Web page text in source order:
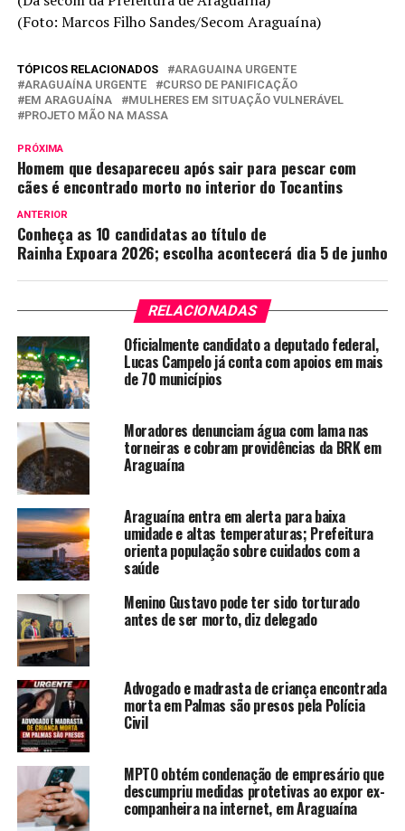
(Foto: Marcos Filho Sandes/Secom Araguaína)
TÓPICOS RELACIONADOS
ARAGUAINA URGENTE
ARAGUAÍNA URGENTE
CURSO DE PANIFICAÇÃO
EM ARAGUAÍNA
MULHERES EM SITUAÇÃO VULNERÁVEL
PROJETO MÃO NA MASSA
PRÓXIMA
Homem que desapareceu após sair para pescar com
cães é encontrado morto no interior do Tocantins
ANTERIOR
Conheça as 10 candidatas ao título de
Rainha Expoara 2026; escolha acontecerá dia 5 de junho
RELACIONADAS
Oficialmente candidato a deputado federal,
Lucas Campelo já conta com apoios em mais
de 70 municípios
Moradores denunciam água com lama nas
torneiras e cobram providências da BRK em
Araguaína
Araguaína entra em alerta para baixa
umidade e altas temperaturas; Prefeitura
orienta população sobre cuidados com a
saúde
Menino Gustavo pode ter sido torturado
antes de ser morto, diz delegado
Advogado e madrasta de criança encontrada
morta em Palmas são presos pela Polícia
Civil
MPTO obtém condenação de empresário que
descumpriu medidas protetivas ao expor ex-
companheira na internet, em Araguaína